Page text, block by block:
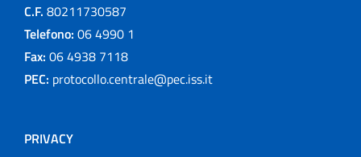
logo
Monografie
Notiziario
Opuscoli
C.F. 80211730587
Telefono: 06 4990 1
Fax: 06 4938 7118
PEC: protocollo.centrale@pec.iss.it
PRIVACY